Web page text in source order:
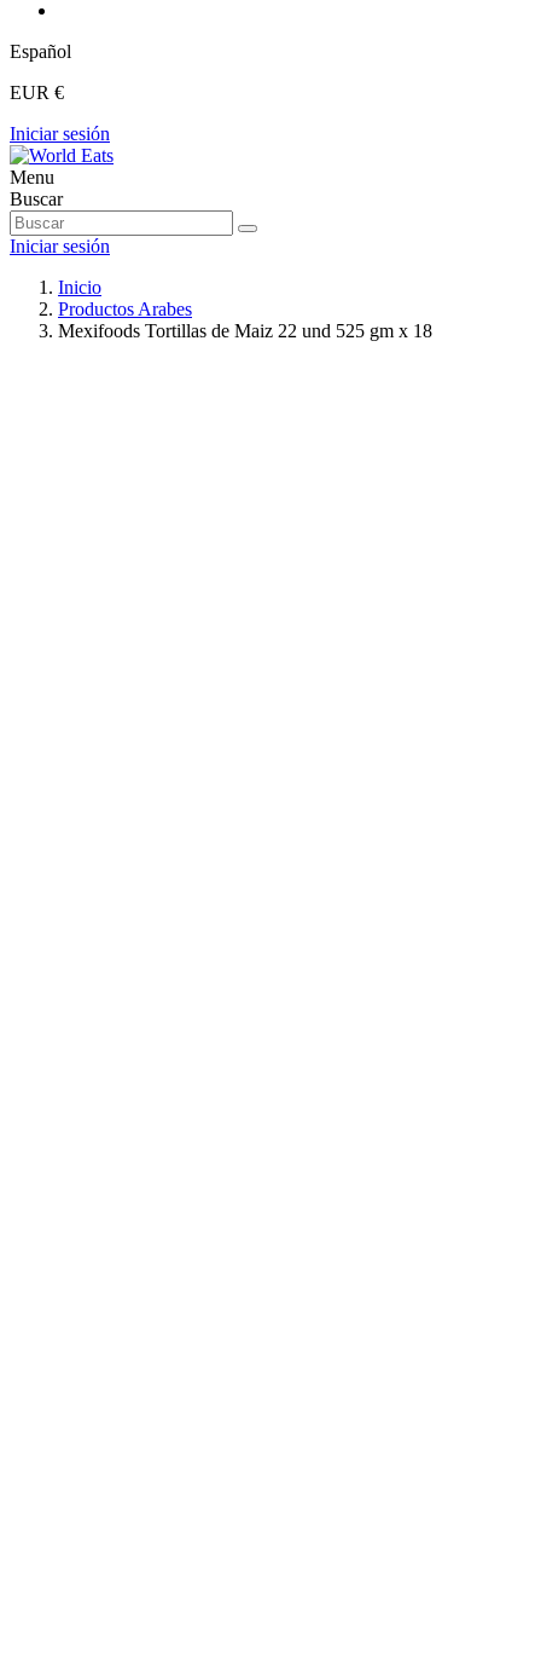
Español
EUR €
Iniciar sesión
Menu
Buscar
Iniciar sesión
Inicio
Productos Arabes
Mexifoods Tortillas de Maiz 22 und 525 gm x 18